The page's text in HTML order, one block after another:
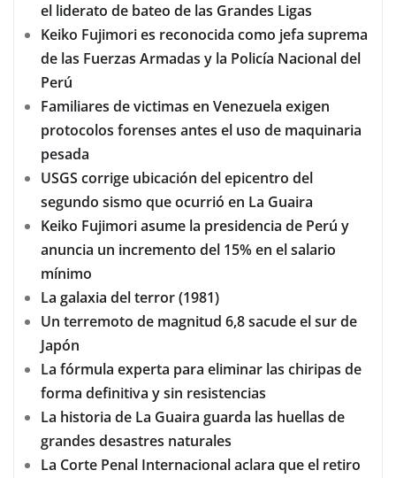
el liderato de bateo de las Grandes Ligas
Keiko Fujimori es reconocida como jefa suprema
de las Fuerzas Armadas y la Policía Nacional del
Perú
Familiares de victimas en Venezuela exigen
protocolos forenses antes el uso de maquinaria
pesada
USGS corrige ubicación del epicentro del
segundo sismo que ocurrió en La Guaira
Keiko Fujimori asume la presidencia de Perú y
anuncia un incremento del 15% en el salario
mínimo
La galaxia del terror (1981)
Un terremoto de magnitud 6,8 sacude el sur de
Japón
La fórmula experta para eliminar las chiripas de
forma definitiva y sin resistencias
La historia de La Guaira guarda las huellas de
grandes desastres naturales
La Corte Penal Internacional aclara que el retiro